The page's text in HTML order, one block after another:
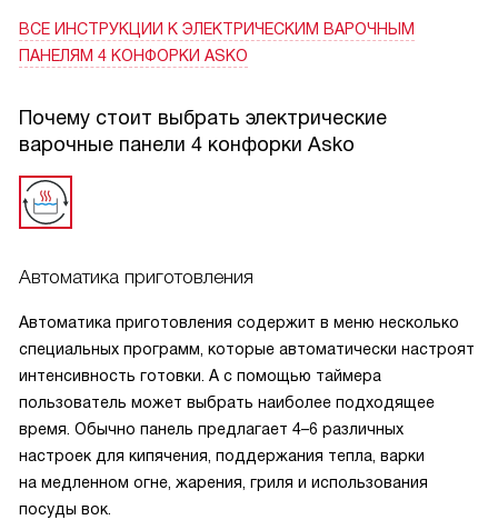
ВСЕ ИНСТРУКЦИИ К ЭЛЕКТРИЧЕСКИМ ВАРОЧНЫМ
ПАНЕЛЯМ 4 КОНФОРКИ ASKO
Почему стоит выбрать электрические
варочные панели 4 конфорки Asko
Автоматика приготовления
Автоматика приготовления содержит в меню несколько
специальных программ, которые автоматически настроят
интенсивность готовки. А с помощью таймера
пользователь может выбрать наиболее подходящее
время. Обычно панель предлагает 4–6 различных
настроек для кипячения, поддержания тепла, варки
на медленном огне, жарения, гриля и использования
посуды вок.